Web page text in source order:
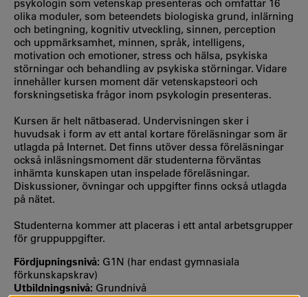
psykologin som vetenskap presenteras och omfattar 16
olika moduler, som beteendets biologiska grund, inlärning
och betingning, kognitiv utveckling, sinnen, perception
och uppmärksamhet, minnen, språk, intelligens,
motivation och emotioner, stress och hälsa, psykiska
störningar och behandling av psykiska störningar. Vidare
innehåller kursen moment där vetenskapsteori och
forskningsetiska frågor inom psykologin presenteras.
Kursen är helt nätbaserad. Undervisningen sker i
huvudsak i form av ett antal kortare föreläsningar som är
utlagda på Internet. Det finns utöver dessa föreläsningar
också inläsningsmoment där studenterna förväntas
inhämta kunskapen utan inspelade föreläsningar.
Diskussioner, övningar och uppgifter finns också utlagda
på nätet.
Studenterna kommer att placeras i ett antal arbetsgrupper
för gruppuppgifter.
Fördjupningsnivå: G1N (har endast gymnasiala
förkunskapskrav)
Utbildningsnivå: Grundnivå